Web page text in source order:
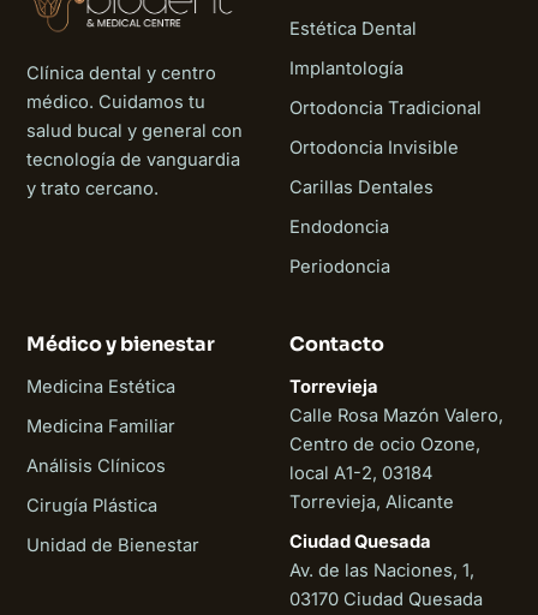
Clínica dental y centro
médico. Cuidamos tu
salud bucal y general con
tecnología de vanguardia
y trato cercano.
Estética Dental
Implantología
Ortodoncia Tradicional
Ortodoncia Invisible
Carillas Dentales
Endodoncia
Periodoncia
Médico y bienestar
Medicina Estética
Medicina Familiar
Análisis Clínicos
Cirugía Plástica
Unidad de Bienestar
Contacto
Torrevieja
Calle Rosa Mazón Valero,
Centro de ocio Ozone,
local A1-2, 03184
Torrevieja, Alicante
Ciudad Quesada
Av. de las Naciones, 1,
03170 Ciudad Quesada